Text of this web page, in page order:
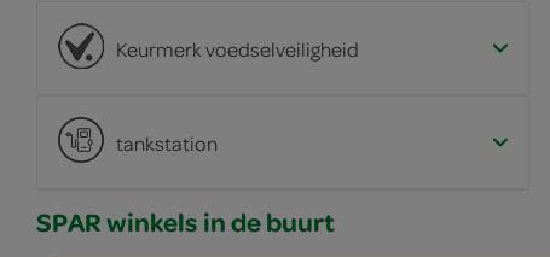
Keurmerk voedselveiligheid
tankstation
SPAR winkels in de buurt